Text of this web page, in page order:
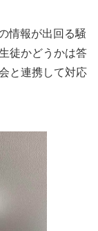
情報が出回る騒
徒かどうかは答
と連携して対応